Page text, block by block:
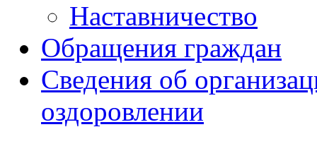
Наставничество
Обращения граждан
Сведения об
оздоровлении